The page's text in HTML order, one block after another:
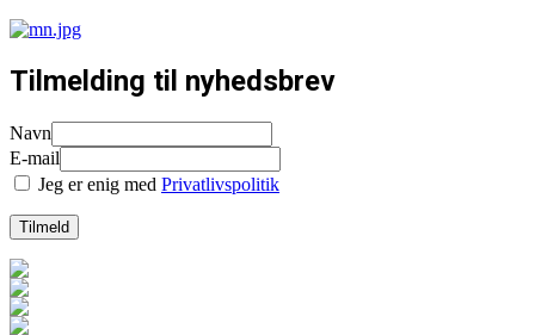
Tilmelding til nyhedsbrev
Navn
E-mail
Jeg er enig med Privatlivspolitik